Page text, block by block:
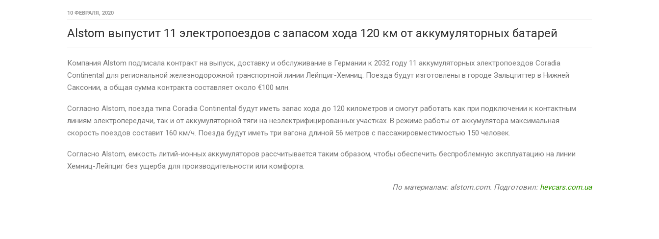
10 ФЕВРАЛЯ, 2020
Alstom выпустит 11 электропоездов с запасом хода 120 км от аккумуляторных батарей
Компания Alstom подписала контракт на выпуск, доставку и обслуживание в Германии к 2032 году 11 аккумуляторных электропоездов Coradia
Continental для региональной железнодорожной транспортной линии Лейпциг-Хемниц. Поезда будут изготовлены в городе Зальцгиттер в Нижней
Саксонии, а общая сумма контракта составляет около €100 млн.
Согласно Alstom, поезда типа Coradia Continental будут иметь запас хода до 120 километров и смогут работать как при подключении к контактным
линиям электропередачи, так и от аккумуляторной тяги на неэлектрифицированных участках. В режиме работы от аккумулятора максимальная
скорость поездов составит 160 км/ч. Поезда будут иметь три вагона длиной 56 метров с пассажировместимостью 150 человек.
Согласно Alstom, емкость литий-ионных аккумуляторов рассчитывается таким образом, чтобы обеспечить беспроблемную эксплуатацию на линии
Хемниц-Лейпциг без ущерба для производительности или комфорта.
По материалам: alstom.com. Подготовил: hevcars.com.ua